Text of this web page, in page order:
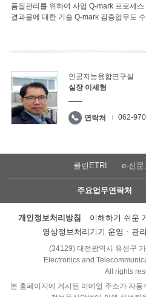
품질관리를 위하여 사업 Q-mark 프로세
결과물에 대한 기술 Q-mark 검증업무도
인공지능융합연구실
실장 이세형
연락처 062-
클린ETRI e-신문
주요업무연락처
개인정보처리방침 이해하기 쉬운
영상정보처리기기 운영ㆍ관
(34129) 대전광역시 유성구
Electronics and
All rights
본 홈페이지에 게시된 이메일 주소가 자동